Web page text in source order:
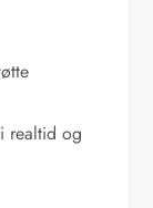
realtid og